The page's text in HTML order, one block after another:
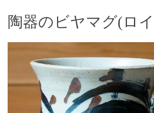
陶器のビヤマグ(ロ